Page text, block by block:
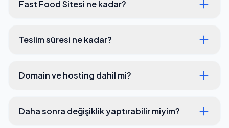
Fast Food Sitesi ne kadar?
Teslim süresi ne kadar?
Domain ve hosting dahil mi?
Daha sonra değişiklik yaptırabilir miyim?